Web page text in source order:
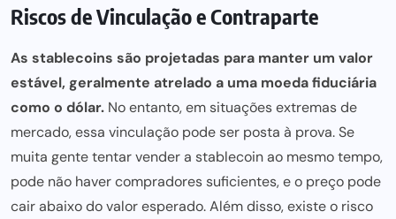
Riscos de Vinculação e Contraparte
As stablecoins são projetadas para manter um valor
estável, geralmente atrelado a uma moeda fiduciária
como o dólar. No entanto, em situações extremas de
mercado, essa vinculação pode ser posta à prova. Se
muita gente tentar vender a stablecoin ao mesmo tempo,
pode não haver compradores suficientes, e o preço pode
cair abaixo do valor esperado. Além disso, existe o risco